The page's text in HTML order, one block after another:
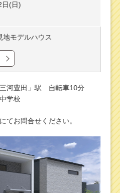
日(日)
モデルハウス
三河豊田」駅 自転車10分
学校
てお問合せください。